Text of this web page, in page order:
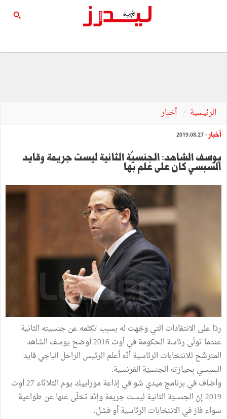
الرئيسية أخبار
أخبار - 2019.08.27
يوسف الشاهد: الجنسيّة الثانية ليست جريمة وقايد
السبسي كان على علم بها
ردّا على الانتقادات التي وجّهت له بسبب تكتّمه عن جنسيته الثانية
عندما تولّى رئاسة الحكومة في أوت 2016 أوضح يوسف الشاهد
المترشّح للانتخابات الرئاسية أنّه أعلم الرئيس الراحل الباجي قايد
السبسي بحيازته الجنسيّة الفرنسية.
وأضاف في برنامج ميدي شو في إذاعة موزاييك يوم الثلاثاء 27 أوت
2019 إنّ الجنسيّة الثانية ليست جريمة وإنّه تخلّى عنها عن طواعية
سواء فاز في الانتخابات الرئاسية أو فشل.